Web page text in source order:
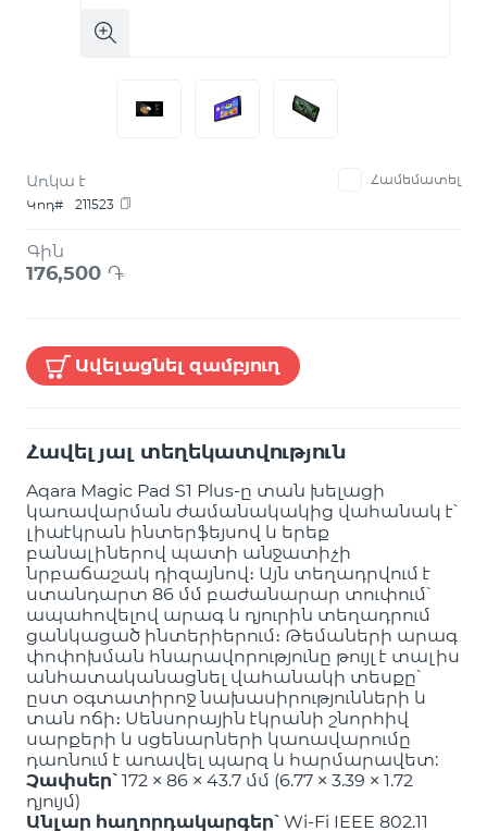
Առկա է
Համեմատել
Կոդ#
211523
Գին
176,500 ֏
Ավելացնել զամբյուղ
Հավելյալ տեղեկատվություն
Aqara Magic Pad S1 Plus-ը տան խելացի
կառավարման ժամանակակից վահանակ է՝
լիաէկրան ինտերֆեյսով և երեք
բանալիներով պատի անջատիչի
նրբաճաշակ դիզայնով։ Այն տեղադրվում է
ստանդարտ 86 մմ բաժանարար տուփում՝
ապահովելով արագ և դյուրին տեղադրում
ցանկացած ինտերիերում։ Թեմաների արագ
փոփոխման հնարավորությունը թույլ է տալիս
անհատականացնել վահանակի տեսքը՝
ըստ օգտատիրոջ նախասիրությունների և
տան ոճի։ Սենսորային էկրանի շնորհիվ
սարքերի և սցենարների կառավարումը
դառնում է առավել պարզ և հարմարավետ:
Չափսեր՝ 172 × 86 × 43.7 մմ (6.77 × 3.39 × 1.72
դյույմ)
Անլար հաղորդակարգեր՝ Wi-Fi IEEE 802.11